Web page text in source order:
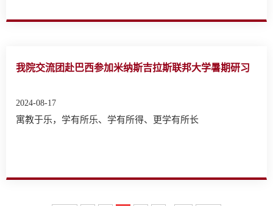
我院交流团赴巴西参加米纳斯吉拉斯联邦大学暑期研习
2024-08-17
寓教于乐，学有所乐、学有所得、更学有所长